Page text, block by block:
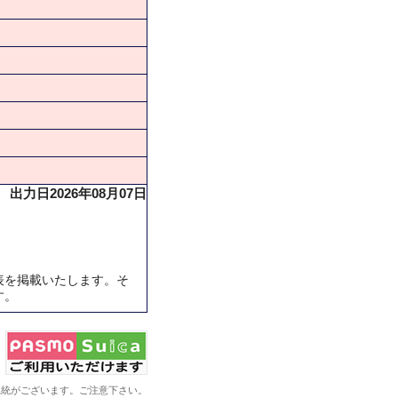
出力日2026年08月07日
掲載いたします。そ
がございます。ご注意下さい。